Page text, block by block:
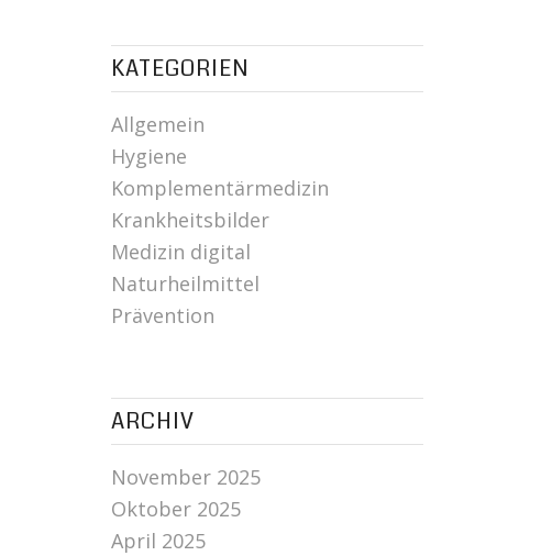
KATEGORIEN
Allgemein
Hygiene
Komplementärmedizin
Krankheitsbilder
Medizin digital
Naturheilmittel
Prävention
ARCHIV
November 2025
Oktober 2025
April 2025